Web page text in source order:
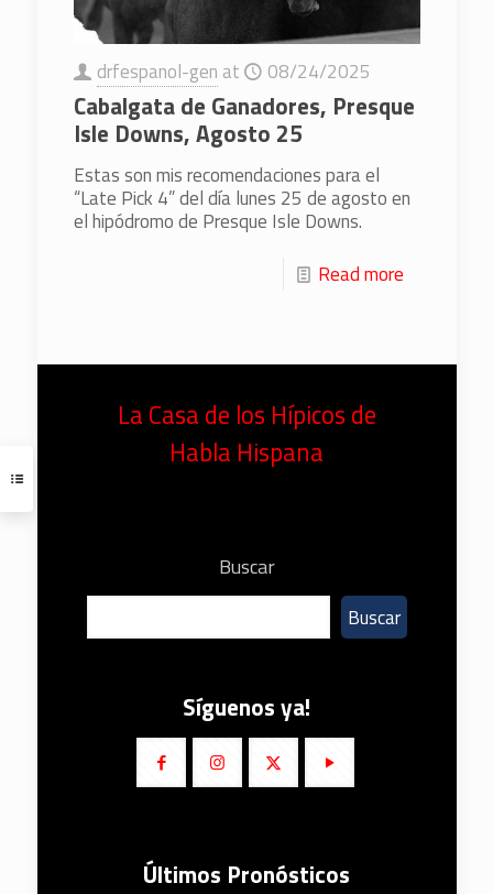
drfespanol-gen at 08/24/2025
Cabalgata de Ganadores, Presque
Isle Downs, Agosto 25
Estas son mis recomendaciones para el
“Late Pick 4” del día lunes 25 de agosto en
el hipódromo de Presque Isle Downs.
Read more
La Casa de los Hípicos de
Habla Hispana
Buscar
Buscar
Síguenos ya!
Últimos Pronósticos